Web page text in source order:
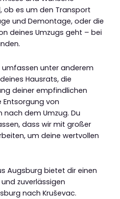
ob es um den Transport
und Demontage, oder die
deines Umzugs geht – bei
umfassen unter anderem
Hausrats, die
deiner empfindlichen
Entsorgung von
dem Umzug. Du
dass wir mit großer
um deine wertvollen
Augsburg bietet dir einen
zuverlässigen
nach Kruševac.